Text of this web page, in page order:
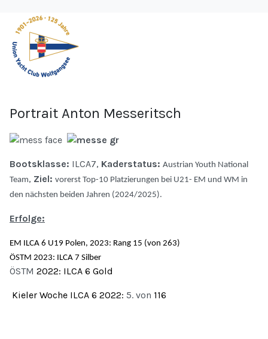
Portrait Anton Messeritsch
Bootsklasse: ILCA7, Kaderstatus: Austrian Youth National
Team, Ziel: vorerst Top-10 Platzierungen bei U21- EM und WM in
den nächsten beiden Jahren (2024/2025).
Erfolge:
EM ILCA 6 U19 Polen, 2023: Rang 15 (von 263)
ÖSTM 2023: ILCA 7 Silber
ÖSTM 2022: ILCA 6 Gold
Kieler Woche ILCA 6 2022: 5. von 116